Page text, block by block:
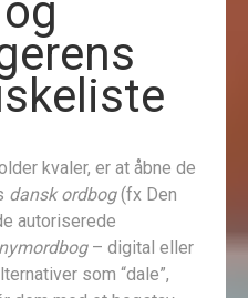
kvaler, er at åbne de
dansk ordbog(fx Den
autoriserede
– digital eller
som “dale”,